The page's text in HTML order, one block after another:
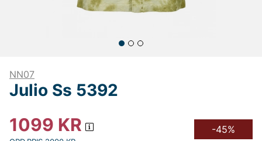
NN07
Julio Ss 5392
1099 KR -45%